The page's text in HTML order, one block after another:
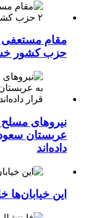
حزب کشور
عربستان
داده‌اند
این خیابان‌ها